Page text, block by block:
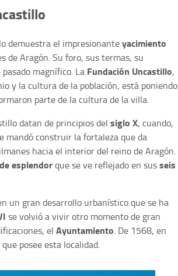
demuestra el impresionanteyacimiento
de Aragón. Su foro, sus termas, su
magnífico. La Fundación Uncastillo,
y la cultura de la población, está poniendo
parte de la cultura de la villa.
datan de principios del siglo X, cuando,
mandó construir la fortaleza que da
hacia el interior del reino de Aragón.
esplendorque se ve reflejado en susseis
un gran desarrollo urbanístico que se ha
se volvió a vivir otro momento de gran
el Ayuntamiento. De 1568, en
que posee esta localidad.